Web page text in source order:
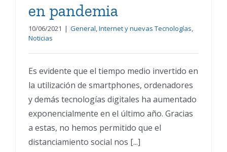
en pandemia
10/06/2021 | General Internet y nuevas Tecnologías
Noticias
Es evidente que el tiempo medio invertido en
la utilización de smartphones, ordenadores
y demás tecnologías digitales ha aumentado
exponencialmente en el último año. Gracias
a estas, no hemos permitido que el
distanciamiento social nos [...]